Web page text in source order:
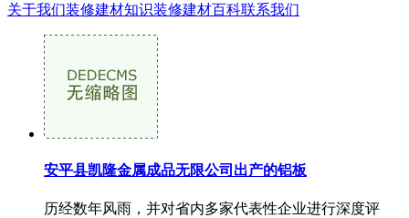
关于我们装修建材知识装修建材百科联系我们
安平县凯隆金属成品无限公司出产的铝板
历经数年风雨，并对省内多家代表性企业进行深度评